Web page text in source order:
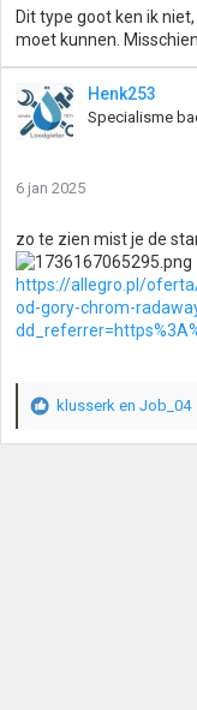
Dit type goot ken ik
moet kunnen.
Henk253
Specialisme
6 jan 2025
zo te zien mist je de
https://allegro.pl/
od-gory-chrom-
W
klusserk en Job_04